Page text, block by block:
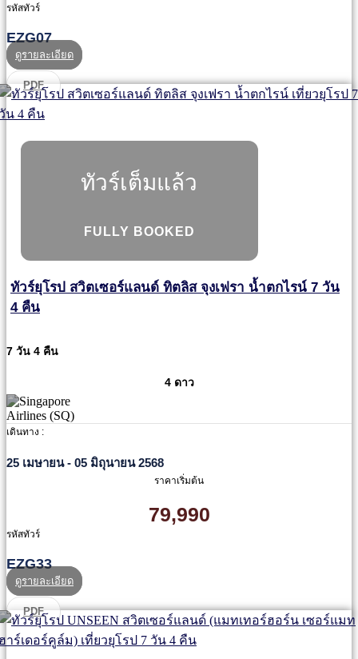
รหัสทัวร์
EZG07
ดูรายละเอียด
PDF
ทัวร์เต็มแล้ว
FULLY BOOKED
ทัวร์ยุโรป สวิตเซอร์แลนด์ ทิตลิส จุงเฟรา น้ำตกไรน์ 7 วัน
4 คืน
7 วัน 4 คืน
4 ดาว
เดินทาง :
25 เมษายน - 05 มิถุนายน 2568
ราคาเริ่มต้น
79,990
รหัสทัวร์
EZG33
ดูรายละเอียด
PDF